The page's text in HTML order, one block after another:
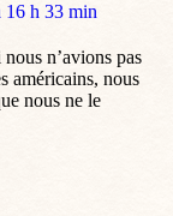
16 h 33 min
n’avions pas
américains, nous
nous ne le